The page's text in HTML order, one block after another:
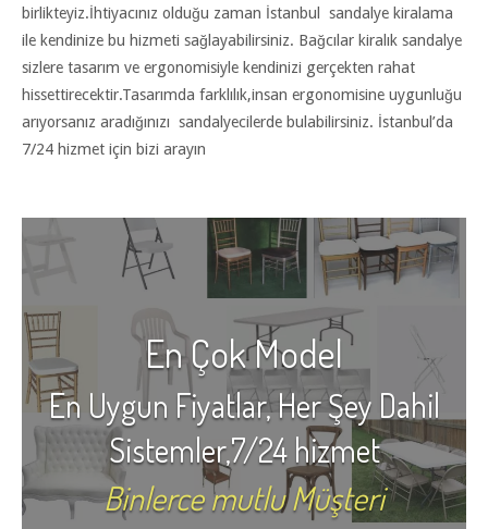
birlikteyiz.İhtiyacınız olduğu zaman İstanbul sandalye kiralama
ile kendinize bu hizmeti sağlayabilirsiniz. Bağcılar kiralık sandalye
sizlere tasarım ve ergonomisiyle kendinizi gerçekten rahat
hissettirecektir.Tasarımda farklılık,insan ergonomisine uygunluğu
arıyorsanız aradığınızı sandalyecilerde bulabilirsiniz. İstanbul’da
7/24 hizmet için bizi arayın
En Çok Model
En Uygun Fiyatlar, Her Şey Dahil
Sistemler,7/24 hizmet
Binlerce mutlu Müşteri